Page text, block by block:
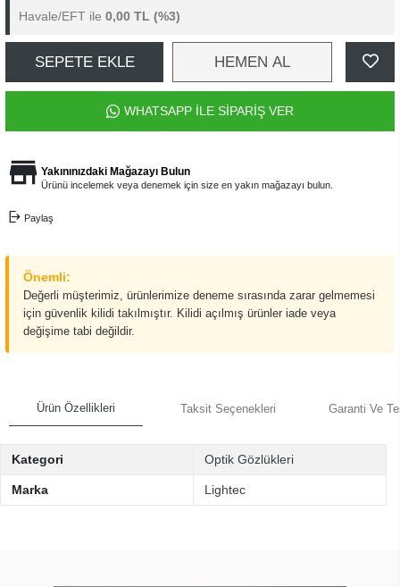
Havale/EFT ile 0,00 TL (%3)
SEPETE EKLE HEMEN AL
WHATSAPP İLE SİPARİŞ VER
Yakınınızdaki Mağazayı Bulun
Ürünü incelemek veya denemek için size en yakın mağazayı bulun.
Paylaş
Önemli:
Değerli müşterimiz, ürünlerimize deneme sırasında zarar gelmemesi
için güvenlik kilidi takılmıştır. Kilidi açılmış ürünler iade veya
değişime tabi değildir.
Ürün Özellikleri Taksit Seçenekleri Garanti Ve
Kategori Optik Gözlükleri
Marka Lightec